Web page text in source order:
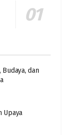
dan
Upaya